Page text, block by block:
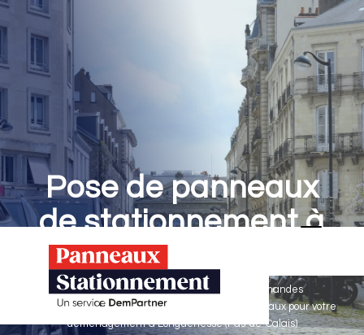
Pose de panneaux
de stationnement à
Longuenesse
Panneaux Stationnement effectue vos demandes
d'autorisations de stationnement & pose de panneaux pour votre
déménagement à Longuenesse (Pas-de-Calais)